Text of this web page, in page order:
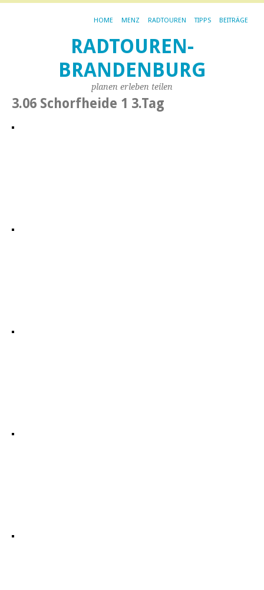
HOME MENZ RADTOUREN TIPPS BEITRÄGE
RADTOUREN-
BRANDENBURG
planen erleben teilen
3.06 Schorfheide 1 3.Tag